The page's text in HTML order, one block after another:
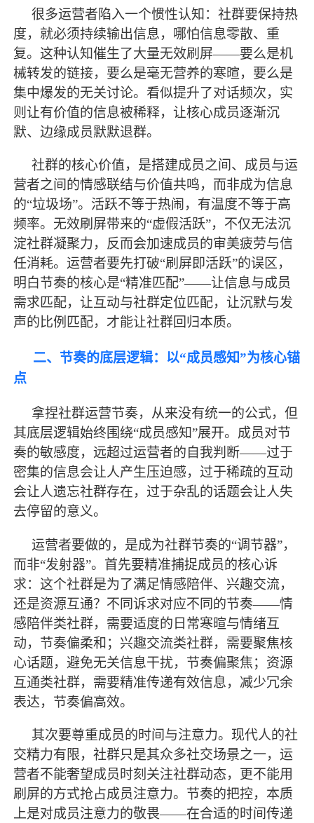
很多运营者陷入一个惯性认知：社群要保持热
度，就必须持续输出信息，哪怕信息零散、重
复。这种认知催生了大量无效刷屏——要么是机
械转发的链接，要么是毫无营养的寒暄，要么是
集中爆发的无关讨论。看似提升了对话频次，实
则让有价值的信息被稀释，让核心成员逐渐沉
默、边缘成员默默退群。
社群的核心价值，是搭建成员之间、成员与运
营者之间的情感联结与价值共鸣，而非成为信息
的“垃圾场”。活跃不等于热闹，有温度不等于高
频率。无效刷屏带来的“虚假活跃”，不仅无法沉
淀社群凝聚力，反而会加速成员的审美疲劳与信
任消耗。运营者要先打破“刷屏即活跃”的误区，
明白节奏的核心是“精准匹配”——让信息与成员
需求匹配，让互动与社群定位匹配，让沉默与发
声的比例匹配，才能让社群回归本质。
二、节奏的底层逻辑：以“成员感知”为核心锚
点
拿捏社群运营节奏，从来没有统一的公式，但
其底层逻辑始终围绕“成员感知”展开。成员对节
奏的敏感度，远超过运营者的自我判断——过于
密集的信息会让人产生压迫感，过于稀疏的互动
会让人遗忘社群存在，过于杂乱的话题会让人失
去停留的意义。
运营者要做的，是成为社群节奏的“调节器”，
而非“发射器”。首先要精准捕捉成员的核心诉
求：这个社群是为了满足情感陪伴、兴趣交流，
还是资源互通？不同诉求对应不同的节奏——情
感陪伴类社群，需要适度的日常寒暄与情绪互
动，节奏偏柔和；兴趣交流类社群，需要聚焦核
心话题，避免无关信息干扰，节奏偏聚焦；资源
互通类社群，需要精准传递有效信息，减少冗余
表达，节奏偏高效。
其次要尊重成员的时间与注意力。现代人的社
交精力有限，社群只是其众多社交场景之一，运
营者不能奢望成员时刻关注社群动态，更不能用
刷屏的方式抢占成员注意力。节奏的把控，本质
上是对成员注意力的敬畏——在合适的时间传递